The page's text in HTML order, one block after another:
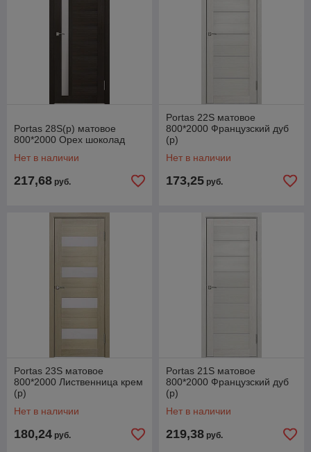
Portas 28S(р) матовое
800*2000 Орех шоколад
Нет в наличии
217,68 руб.
Portas 22S матовое
800*2000 Французский дуб
(р)
Нет в наличии
173,25 руб.
Portas 23S матовое
800*2000 Лиственница крем
(р)
Нет в наличии
180,24 руб.
Portas 21S матовое
800*2000 Французский дуб
(р)
Нет в наличии
219,38 руб.